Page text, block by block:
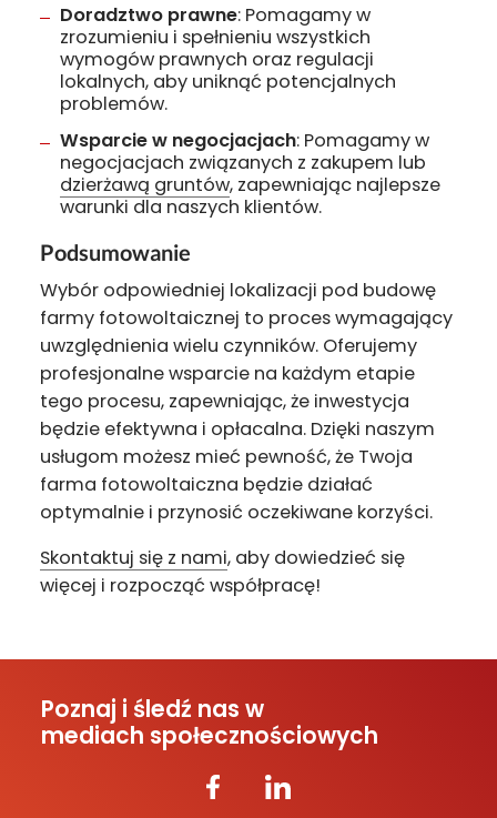
Doradztwo prawne: Pomagamy w
zrozumieniu i spełnieniu wszystkich
wymogów prawnych oraz regulacji
lokalnych, aby uniknąć potencjalnych
problemów.
Wsparcie w negocjacjach: Pomagamy w
negocjacjach związanych z zakupem lub
dzierżawą gruntów, zapewniając najlepsze
warunki dla naszych klientów.
Podsumowanie
Wybór odpowiedniej lokalizacji pod budowę
farmy fotowoltaicznej to proces wymagający
uwzględnienia wielu czynników. Oferujemy
profesjonalne wsparcie na każdym etapie
tego procesu, zapewniając, że inwestycja
będzie efektywna i opłacalna. Dzięki naszym
usługom możesz mieć pewność, że Twoja
farma fotowoltaiczna będzie działać
optymalnie i przynosić oczekiwane korzyści.
Skontaktuj się z nami, aby dowiedzieć się
więcej i rozpocząć współpracę!
Poznaj i śledź nas w
mediach społecznościowych